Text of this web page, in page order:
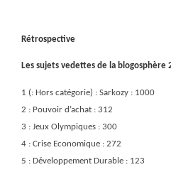
Rétrospective
Les sujets vedettes de la blogosphère
1 (: Hors catégorie) : Sarkozy : 1000
2 : Pouvoir d’achat : 312
3 : Jeux Olympiques : 300
4 : Crise Economique : 272
5 : Développement Durable : 123